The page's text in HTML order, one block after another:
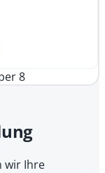
8
wir Ihre